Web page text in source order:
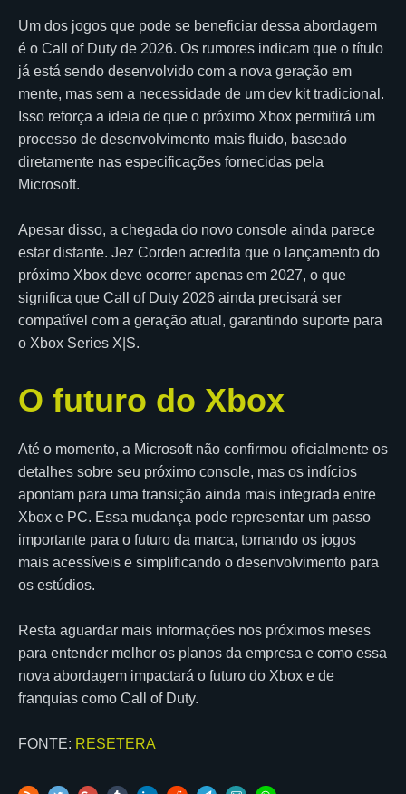
Um dos jogos que pode se beneficiar dessa abordagem
é o Call of Duty de 2026. Os rumores indicam que o título
já está sendo desenvolvido com a nova geração em
mente, mas sem a necessidade de um dev kit tradicional.
Isso reforça a ideia de que o próximo Xbox permitirá um
processo de desenvolvimento mais fluido, baseado
diretamente nas especificações fornecidas pela
Microsoft.
Apesar disso, a chegada do novo console ainda parece
estar distante. Jez Corden acredita que o lançamento do
próximo Xbox deve ocorrer apenas em 2027, o que
significa que Call of Duty 2026 ainda precisará ser
compatível com a geração atual, garantindo suporte para
o Xbox Series X|S.
O futuro do Xbox
Até o momento, a Microsoft não confirmou oficialmente os
detalhes sobre seu próximo console, mas os indícios
apontam para uma transição ainda mais integrada entre
Xbox e PC. Essa mudança pode representar um passo
importante para o futuro da marca, tornando os jogos
mais acessíveis e simplificando o desenvolvimento para
os estúdios.
Resta aguardar mais informações nos próximos meses
para entender melhor os planos da empresa e como essa
nova abordagem impactará o futuro do Xbox e de
franquias como Call of Duty.
FONTE: RESETERA